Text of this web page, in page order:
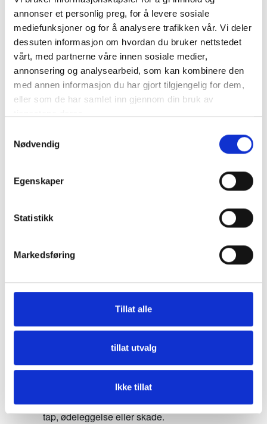
annonser et personlig preg, for å levere sosiale
mediefunksjoner og for å analysere trafikken vår. Vi deler
dessuten informasjon om hvordan du bruker nettstedet
vårt, med partnerne våre innen sosiale medier,
annonsering og analysearbeid, som kan kombinere den
med annen informasjon du har gjort tilgjengelig for dem,
eller som de har samlet inn gjennom din bruk av
Nødvendig
Egenskaper
Statistikk
Markedsføring
Tillat alle
tillat utvalg
Ikke tillat
forskrift 20. mars 2015 nr. 231 om krav
til og organisering av kommunal
legevaktordning, ambulansetjeneste,
medisinsk nødmeldetjeneste mv.
(akuttmedisinforskriften).
Nødetatene er behandlingsansvarlig for
personopplysningene dine. DSB har
etablert Nød-SMS tjenesten for
DSB behandler personopplysningene dine
leverandør av tjenesten Nød-SMS, og er
personopplysningene dine på bakgrunn av
4. Hvordan vi behandler og
beskytter dine
personopplysninger
Dine personopplysninger lagres trygt og
behandles konfidensielt. Vi benytter
sikkerhetstiltak for å verne
personopplysningene dine mot uautorisert
eller ulovlig behandling og mot utilsiktet
tap, ødeleggelse eller skade.